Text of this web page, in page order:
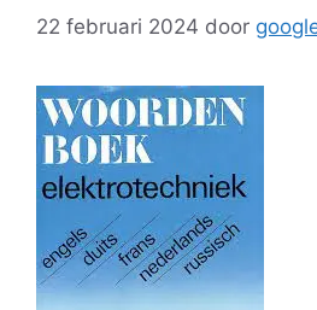
22 februari 2024 door